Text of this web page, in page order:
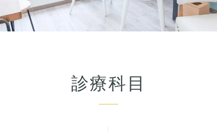
診療科目